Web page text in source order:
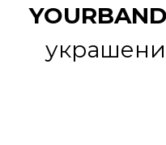
YOURBAND